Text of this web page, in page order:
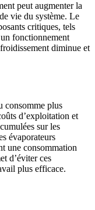
peut augmenter la
vie du système. Le
critiques, tels
fonctionnement
diminue et
consomme plus
d’exploitation et
sur les
évaporateurs
une consommation
d’éviter ces
plus efficace.